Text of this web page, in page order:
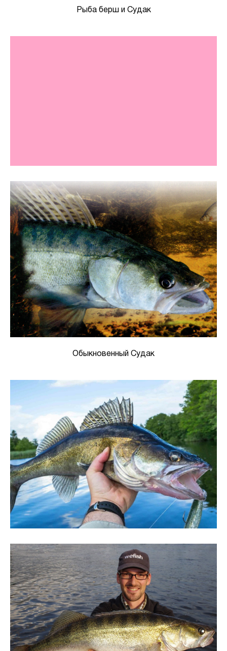
Рыба берш и Судак
Обыкновенный Судак